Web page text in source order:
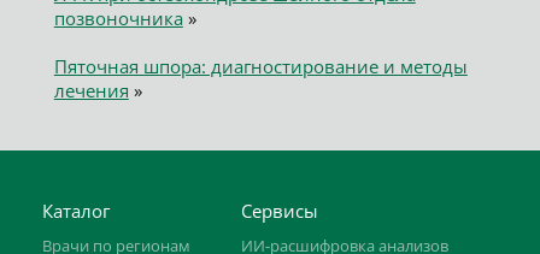
позвоночника»
Пяточная шпора: диагностирование и методы
лечения »
Каталог
Врачи по регионам
Сервисы
ИИ-расшифровка анализов